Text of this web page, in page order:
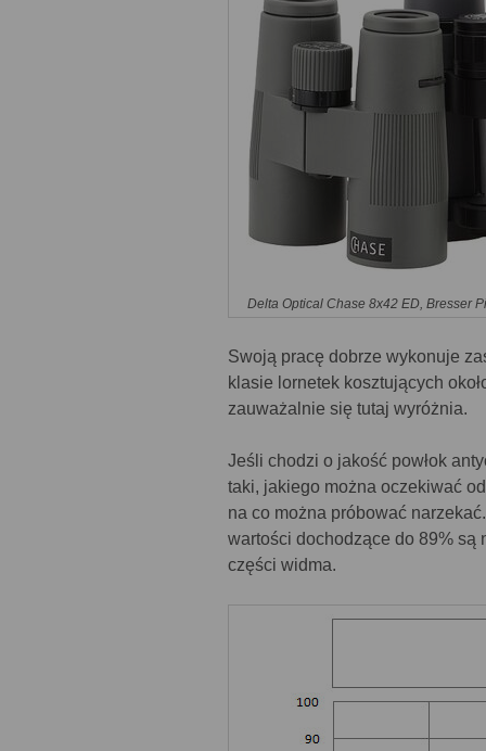
Delta Optical Chase 8x42 ED, Bresser
Swoją pracę dobrze wykonuje
klasie lornetek kosztujących
zauważalnie się tutaj wyróżnia.
Jeśli chodzi o jakość powłok
taki, jakiego można oczekiwać
na co można próbować
wartości dochodzące do 89% są
części widma.